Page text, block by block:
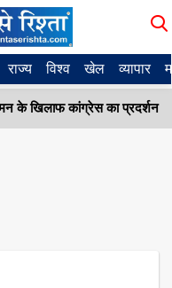
राज्य विश्व खेल व्यापार
कांग्रेस का प्रदर्शन